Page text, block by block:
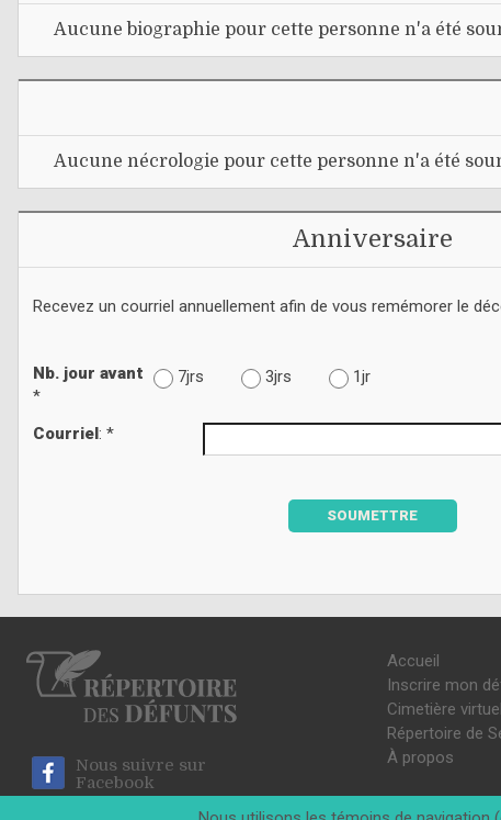
Aucune biographie pour cette personne n'a été
Aucune nécrologie pour cette personne n'a été
Anniversaire
Recevez un courriel annuellement afin de vous remémorer le
Nb. jour avant
*
7jrs 3jrs 1jr
Courriel: *
SOUMETTRE
Nous suivre sur
Facebook
Accueil
Inscrire mon
Cimetière virtuel
Répertoire de
À propos